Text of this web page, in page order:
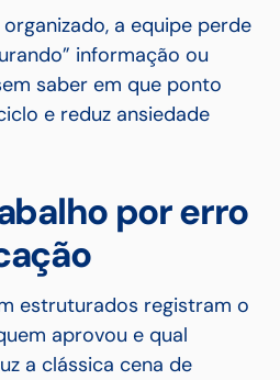
a equipe perde
informação ou
saber em que ponto
e reduz ansiedade
por erro
estruturados registram o
aprovou e qual
a clássica cena de